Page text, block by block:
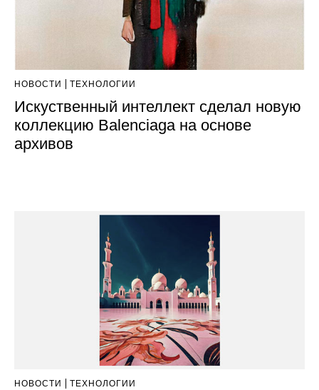
НОВОСТИ ТЕХНОЛОГИИ
Искуственный интеллект сделал новую
коллекцию Balenciaga на основе
архивов
НОВОСТИ ТЕХНОЛОГИИ